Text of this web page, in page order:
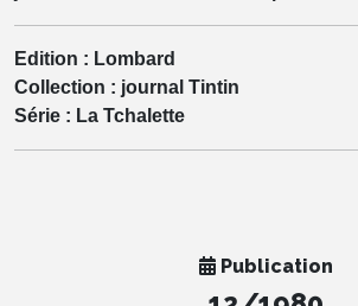
Edition : Lombard
Collection : journal Tintin
Série : La Tchalette
Publication